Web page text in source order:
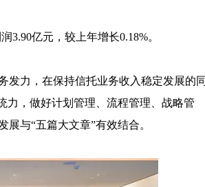
3.90亿元，较上年增长0.18%。
发力，在保持信托业务收入稳定发展的同
力，做好计划管理、流程管理、战略管
与“五篇大文章”有效结合。